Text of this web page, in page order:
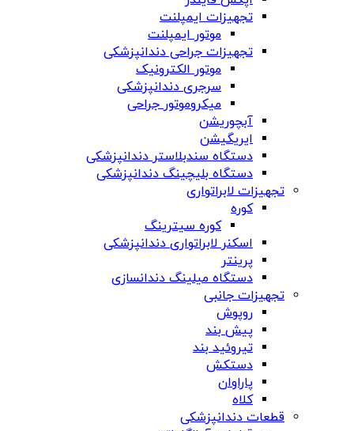
تجهیزات ایمپلنت
موتور ایمپلنت
تجهیزات جراحی دندانپزشکی
موتور الکترونیک
سرجری دندانپزشکی
میکروموتور جراحی
آبچوریشن
ایریگیشن
دستگاه سندبلاستر دندانپزشکی
دستگاه بلیچینگ دندانپزشکی
تجهیزات لابراتواری
کوره
کوره سیترینگ
اسکنر لابراتواری دندانپزشکی
پرینتر
دستگاه میلینگ دندانسازی
تجهیزات جانبی
روپوش
پیش بند
تیروئید بند
دستکش
پاراوان
کلاه
قطعات دندانپزشکی